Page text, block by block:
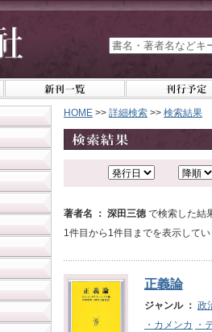
HOME >> 詳細検索 >> 検索結果
著者名 ： 深田三徳で検索した結
1件目から1件目までを表示して
正義論
ジャンル ： 政
・カメンカ
・